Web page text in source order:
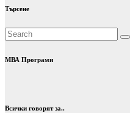
Търсене
МВА Програми
Всички говорят за..